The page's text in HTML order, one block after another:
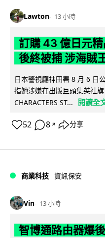
Lawton 13 小時
訂購 43 億日元
後終被捕 涉海賊
日本警視廳神田署 8 月 6 日
指她涉嫌在出版巨頭集英社
CHARACTERS ST...
閱讀全
52 8 ↗ 分享
商業科技 資訊保安
Vin 13 小時
智博通路由器爆